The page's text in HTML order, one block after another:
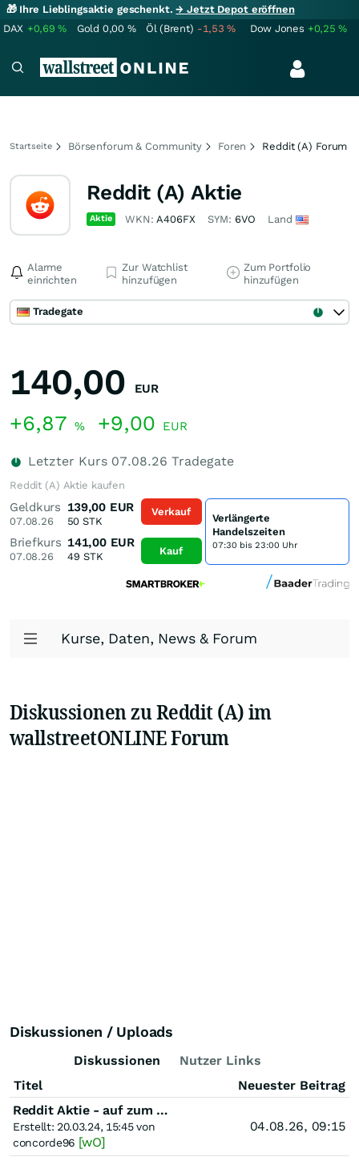
🎁 Ihre Lieblingsaktie geschenkt.→ Jetzt Depot eröffnen
DAX +0,69% Gold 0,00 % Öl (Brent) -1,53% Dow Jones +0,25%
Startseite Börsenforum & Community Foren Reddit (A) Forum
Reddit (A) Aktie
Aktie WKN:A406FX SYM: 6VO Land
Alarme
einrichten
Zur Watchlist
hinzufügen
Zum Portfolio
hinzufügen
Tradegate
140,00 EUR
+6,87 % +9,00 EUR
Letzter Kurs 07.08.26 Tradegate
Reddit (A) Aktie kaufen
Geldkurs
07.08.26
139,00 EUR
50 STK
Briefkurs
07.08.26
141,00 EUR
49 STK
Verkauf
Kauf
Verlängerte
Handelszeiten
07:30 bis 23:00 Uhr
Kurse, Daten, News & Forum
Diskussionen zu Reddit (A) im
wallstreetONLINE Forum
Diskussionen / Uploads
Diskussionen
Nutzer Links
Titel
Neuester Beitrag
Reddit Aktie - auf zum Mond?
Erstellt: 20.03.24, 15:45 von
concorde96 [wO]
04.08.26, 09:15